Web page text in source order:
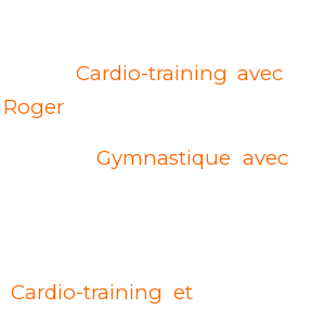
training avec
avec
training et